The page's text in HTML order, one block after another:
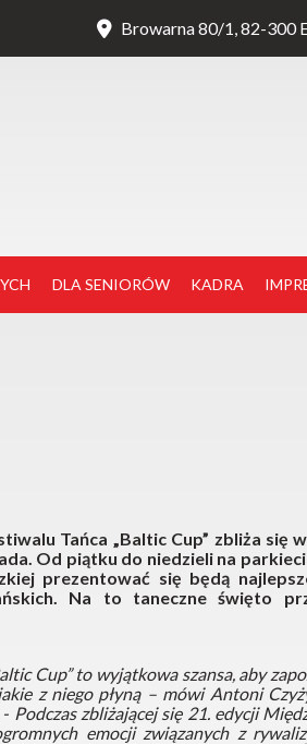
Browarna 80/1, 82-300
DLA SENIORÓW KADRA
Tańca „Baltic Cup” zbliża się
Od piątku do niedzieli na
prezentować się będą
Na to taneczne święto
Cup” to wyjątkowa szansa, aby
z niego płyną – mówi Antoni
Podczas zbliżającej się 21. edycji
emocji związanych z